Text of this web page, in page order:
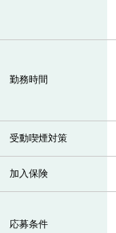
勤務時間
受動喫煙対策
加入保険
応募条件